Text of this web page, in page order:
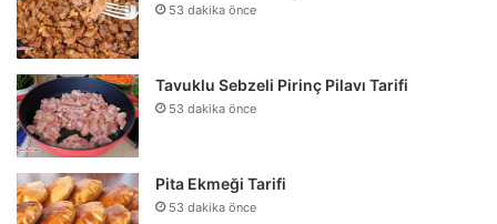
53 dakika önce
Tavuklu Sebzeli Pirinç Pilavı Tarifi
53 dakika önce
Pita Ekmeği Tarifi
53 dakika önce